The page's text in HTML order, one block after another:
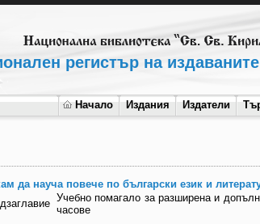
регистър на
Начало Издания Издатели
да науча повече по български език и
Учебно помагало за разширена и
часове